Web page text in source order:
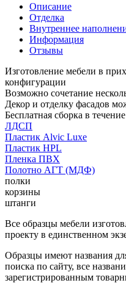
Описание
Отделка
Внутреннее
Информация
Отзывы
Изготовление мебели в
конфигурации
Возможно сочетание
Декор и отделку фасадов
Бесплатная сборка в
ЛДСП
Пластик Alvic Luxe
Пластик HPL
Пленка ПВХ
Полотно АГТ (МДФ)
полки
корзины
штанги
Все образцы мебели
проекту в единственном
Образцы имеют названия
поиска по сайту, все
зарегистрированным